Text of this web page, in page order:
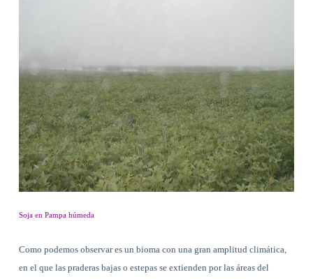
Soja en Pampa húmeda
Como podemos observar es un bioma con una gran amplitud climática,
en el que las praderas bajas o estepas se extienden por las áreas del